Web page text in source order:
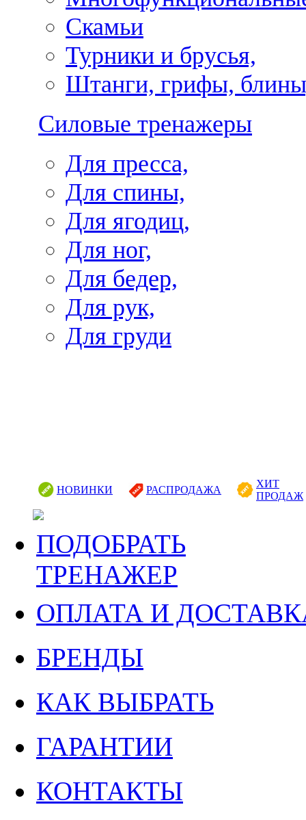
Скамьи
Турники и брусья,
Штанги, грифы,
Силовые тренажеры
Для пресса,
Для спины,
Для ягодиц,
Для ног,
Для бедер,
Для рук,
Для груди
НОВИНКИ РАСПРОДАЖА
ХИТ
ПРОДАЖ
ПОДОБРАТЬ
ТРЕНАЖЕР
ОПЛАТА И
БРЕНДЫ
КАК ВЫБРАТЬ
ГАРАНТИИ
КОНТАКТЫ